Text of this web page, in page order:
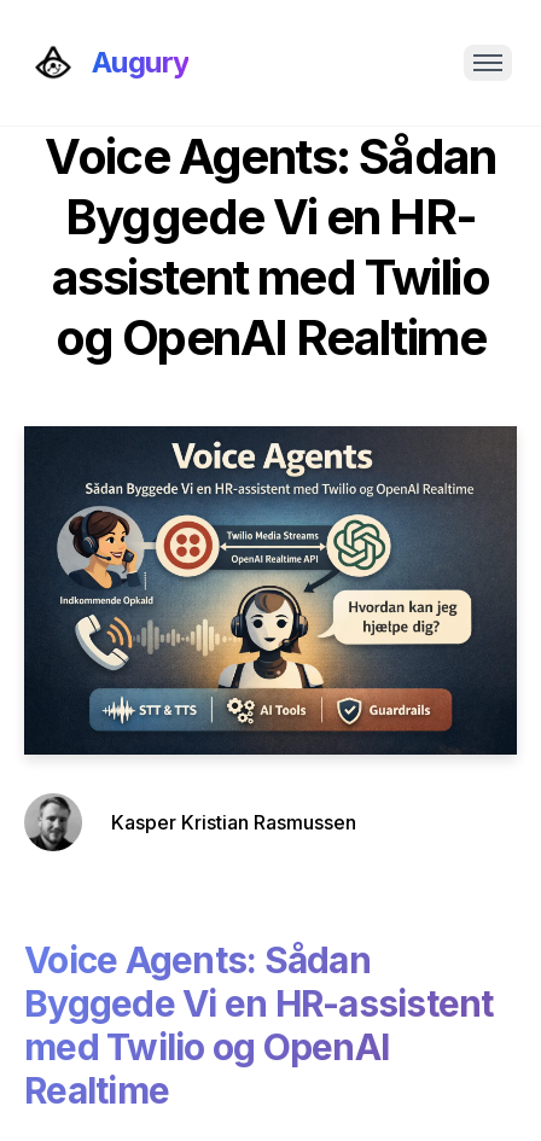
Augury
Voice Agents: Sådan
Byggede Vi en HR-
assistent med Twilio
og OpenAI Realtime
Kasper Kristian Rasmussen
Voice Agents: Sådan
Byggede Vi en HR-assistent
med Twilio og OpenAI
Realtime